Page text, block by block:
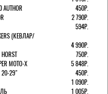
450Р.
2 790Р.
594Р.
(КЕВЛАР/
4 990Р.
750Р.
MOTO-X
5 848Р.
29"
450Р.
1 090Р.
1 005Р.